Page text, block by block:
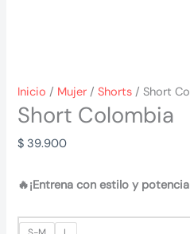
Inicio / Mujer /Shorts / Short
Short Colombia
$ 39.900
🔥¡Entrena con estilo y